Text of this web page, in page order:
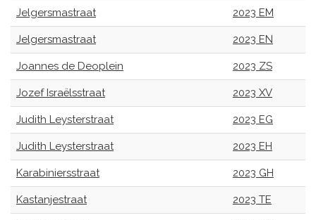
Jelgersmastraat 2023 EM
Jelgersmastraat 2023 EN
Joannes de Deoplein 2023 ZS
Jozef Israëlsstraat 2023 XV
Judith Leysterstraat 2023 EG
Judith Leysterstraat 2023 EH
Karabiniersstraat 2023 GH
Kastanjestraat 2023 TE